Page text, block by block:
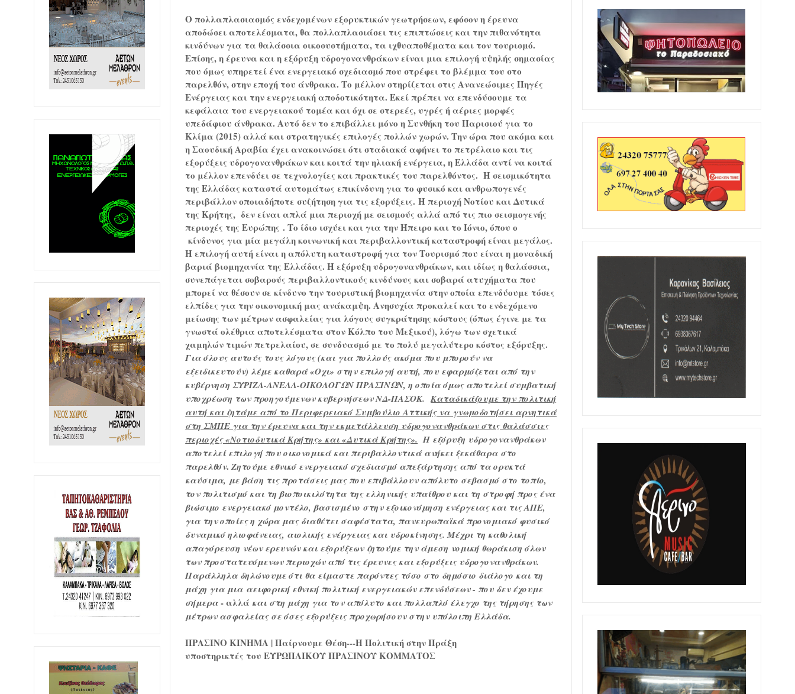
Ο πολλαπλασιασμός ενδεχομένων εξορυκτικών γεωτρήσεων, εφόσον η έρευνα
αποδώσει αποτελέσματα, θα πολλαπλασιάσει τις επιπτώσεις και την πιθανότητα
κινδύνων για τα θαλάσσια οικοσυστήματα, τα ιχθυαποθέματα και τον τουρισμό.
Επίσης, η έρευνα και η εξόρυξη υδρογονανθράκων είναι μια επιλογή υψηλής σημασίας
που όμως υπηρετεί ένα ενεργειακό σχεδιασμό που στρέφει το βλέμμα του στο
παρελθόν, στην εποχή του άνθρακα. Το μέλλον στηρίζεται στις Ανανεώσιμες Πηγές
Ενέργειας και την ενεργειακή αποδοτικότητα. Εκεί πρέπει να επενδύσουμε τα
κεφάλαια του ενεργειακού τομέα και όχι σε στερεές, υγρές ή αέριες μορφές
υπεδάφιου άνθρακα. Αυτό δεν το επιβάλλει μόνο η Συνθήκη του Παρισιού για το
Κλίμα (2015) αλλά και στρατηγικές επιλογές πολλών χωρών. Την ώρα που ακόμα και
η Σαουδική Αραβία έχει ανακοινώσει ότι σταδιακά αφήνει το πετρέλαιο και τις
εξορύξεις υδρογονανθράκων και κοιτά την ηλιακή ενέργεια, η Ελλάδα αντί να κοιτά
το μέλλον επενδύει σε τεχνολογίες και πρακτικές του παρελθόντος. Η σεισμικότητα
της Ελλάδας καταστά αυτομάτως επικίνδυνη για το φυσικό και ανθρωπογενές
περιβάλλον οποιαδήποτε συζήτηση για τις εξορύξεις. Η περιοχή Νοτίου και Δυτικά
της Κρήτης, δεν είναι απλά μια περιοχή με σεισμούς αλλά από τις πιο σεισμογενής
περιοχές της Ευρώπης . Το ίδιο ισχύει και για την Ήπειρο και το Ιόνιο, όπου ο
κίνδυνος για μία μεγάλη κοινωνική και περιβαλλοντική καταστροφή είναι μεγάλος.
Η επιλογή αυτήείναι η απόλυτη καταστροφή για τον Τουρισμό που είναι η μοναδική
βαριά βιομηχανία της Ελλάδας. Η εξόρυξη υδρογονανθράκων, και ιδίως η θαλάσσια,
συνεπάγεται σοβαρούς περιβαλλοντικούς κινδύνους και σοβαρά ατυχήματα που
μπορεί να θέσουν σε κίνδυνο την τουριστική βιομηχανία στην οποία επενδύουμε τόσες
ελπίδες για την οικονομική μας ανάκαμψη. Ανησυχία προκαλεί και το ενδεχόμενο
μείωσης των μέτρων ασφαλείας για λόγους συγκράτησης κόστους (όπως έγινε με τα
γνωστά ολέθρια αποτελέσματα στον Κόλπο του Μεξικού), λόγω των σχετικά
χαμηλών τιμών πετρελαίου, σε συνδυασμό με το πολύ μεγαλύτερο κόστος εξόρυξης.
Για όλους αυτούς τους λόγους (και για πολλούς ακόμα που μπορούν να
εξειδικευτούν) λέμε καθαρά «Οχι» στην επιλογή αυτή, που εφαρμόζεται από την
κυβέρνηση ΣΥΡΙΖΑ-ΑΝΕΛΛ-ΟΙΚΟΛΟΓΩΝ ΠΡΑΣΙΝΩΝ, η οποία όμως αποτελεί συμβατική
υποχρέωση των προηγούμενων κυβερνήσεων ΝΔ-ΠΑΣΟΚ.Καταδικάζουμε την πολιτική
αυτή και ζητάμε από το Περιφερειακό Συμβούλιο Αττικής να γνωμοδοτήσει αρνητικά
στη ΣΜΠΕ για την έρευνα και την εκμετάλλευση υδρογονανθράκων στις θαλάσσιες
περιοχές «Νοτιοδυτικά Κρήτης» και «Δυτικά Κρήτης». Η εξόρυξη υδρογονανθράκων
αποτελεί επιλογή που οικονομικά και περιβαλλοντικά ανήκει ξεκάθαρα στο
παρελθόν.Ζητούμε εθνικό ενεργειακό σχεδιασμό απεξάρτησης από τα ορυκτά
καύσιμα, με βάση τις προτάσεις μας που επιβάλλουν απόλυτο σεβασμό στο τοπίο,
τον πολιτισμό και τη βιοποικιλότητα της ελληνικής υπαίθρου και τη στροφή προς ένα
βιώσιμο ενεργειακό μοντέλο, βασισμένο στην εξοικονόμηση ενέργειας και τις ΑΠΕ,
για την οποίες η χώρα μας διαθέτει σαφέστατα, πανευρωπαϊκά προνομιακό φυσικό
δυναμικό ηλιοφάνειας, αιολικής ενέργειας και υδροκίνησης. Μέχρι τη καθολική
απαγόρευση νέων ερευνών και εξορύξεων ζητούμε την άμεση νομική θωράκιση όλων
των προστατευόμενων περιοχών από τις έρευνες και εξορύξεις υδρογονανθράκων.
Παράλληλα δηλώνουμε ότι θα είμαστε παρόντες τόσο στο δημόσιο διάλογο και τη
μάχη για μια αειφορική εθνική πολιτική ενεργειακών επενδύσεων - που δεν έχουμε
σήμερα- αλλά και στη μάχη για τον απόλυτο και πολλαπλό έλεγχο της τήρησης των
μέτρων ασφαλείας σε όσες εξορύξεις προχωρήσουν στην υπόλοιπη Ελλάδα.
ΠΡΑΣΙΝΟ ΚΙΝΗΜΑ | Παίρνουμε Θέση---Η Πολιτική στην Πράξη
υποστηρικτές του ΕΥΡΩΠΑΙΚΟΥ ΠΡΑΣΙΝΟΥ ΚΟΜΜΑΤΟΣ